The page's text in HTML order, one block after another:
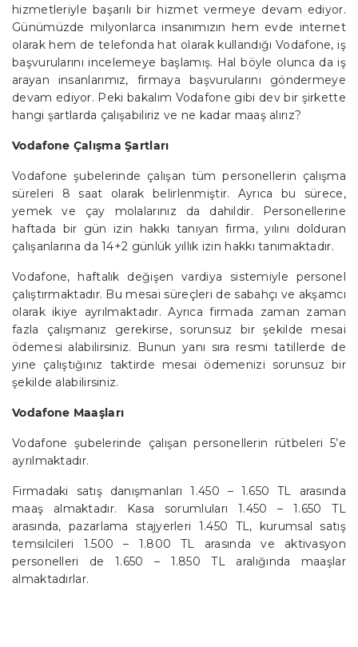
hizmetleriyle başarılı bir hizmet vermeye devam ediyor.
Günümüzde milyonlarca insanımızın hem evde internet
olarak hem de telefonda hat olarak kullandığı Vodafone, iş
başvurularını incelemeye başlamış. Hal böyle olunca da iş
arayan insanlarımız, firmaya başvurularını göndermeye
devam ediyor. Peki bakalım Vodafone gibi dev bir şirkette
hangi şartlarda çalışabiliriz ve ne kadar maaş alırız?
Vodafone Çalışma Şartları
Vodafone şubelerinde çalışan tüm personellerin çalışma
süreleri 8 saat olarak belirlenmiştir. Ayrıca bu sürece,
yemek ve çay molalarınız da dahildir. Personellerine
haftada bir gün izin hakkı tanıyan firma, yılını dolduran
çalışanlarına da 14+2 günlük yıllık izin hakkı tanımaktadır.
Vodafone, haftalık değişen vardiya sistemiyle personel
çalıştırmaktadır. Bu mesai süreçleri de sabahçı ve akşamcı
olarak ikiye ayrılmaktadır. Ayrıca firmada zaman zaman
fazla çalışmanız gerekirse, sorunsuz bir şekilde mesai
ödemesi alabilirsiniz. Bunun yanı sıra resmi tatillerde de
yine çalıştığınız taktirde mesai ödemenizi sorunsuz bir
şekilde alabilirsiniz.
Vodafone Maaşları
Vodafone şubelerinde çalışan personellerin rütbeleri 5’e
ayrılmaktadır.
Firmadaki satış danışmanları 1.450 – 1.650 TL arasında
maaş almaktadır. Kasa sorumluları 1.450 – 1.650 TL
arasında, pazarlama stajyerleri 1.450 TL, kurumsal satış
temsilcileri 1.500 – 1.800 TL arasında ve aktivasyon
personelleri de 1.650 – 1.850 TL aralığında maaşlar
almaktadırlar.